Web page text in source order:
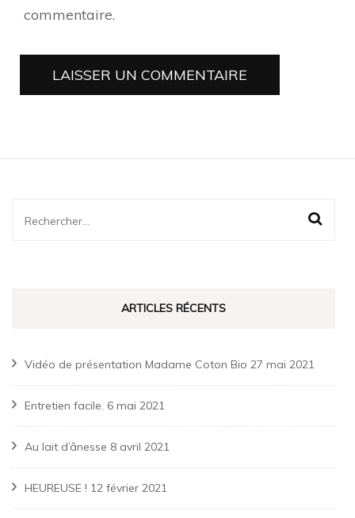
commentaire.
Rechercher :
ARTICLES RÉCENTS
Vidéo de présentation Madame Coton Bio 27 mai 2021
Entretien facile. 6 mai 2021
Au lait d’ânesse 8 avril 2021
HEUREUSE ! 12 février 2021